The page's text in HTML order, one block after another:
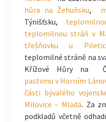
hůra na Žehuňsku,
Týnišťsku,
teplomilnou stráň v
třešňovku u Piletic
teplomilné stráně na
Křížové Hůry na
pastvinu v Horním
části bývalého
Milovice – Mladá. Za
podkladů včetně